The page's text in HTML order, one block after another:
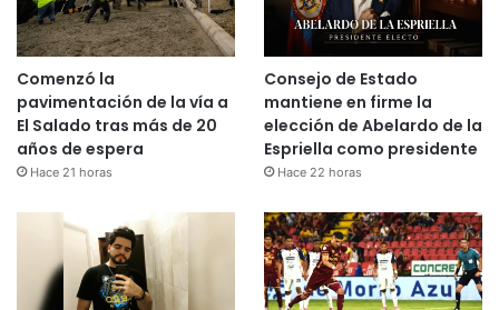
Comenzó la
pavimentación de la vía a
El Salado tras más de 20
años de espera
Hace 21 horas
Consejo de Estado
mantiene en firme la
elección de Abelardo de la
Espriella como presidente
Hace 22 horas